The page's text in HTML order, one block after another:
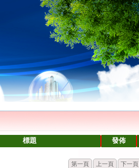
標題 發佈
第一頁 上一頁 下一頁